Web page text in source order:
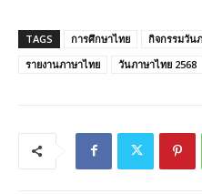
TAGS การศึกษาไทย กิจกรรมวัน
รายงานภาษาไทย
วันภาษาไทย 2568